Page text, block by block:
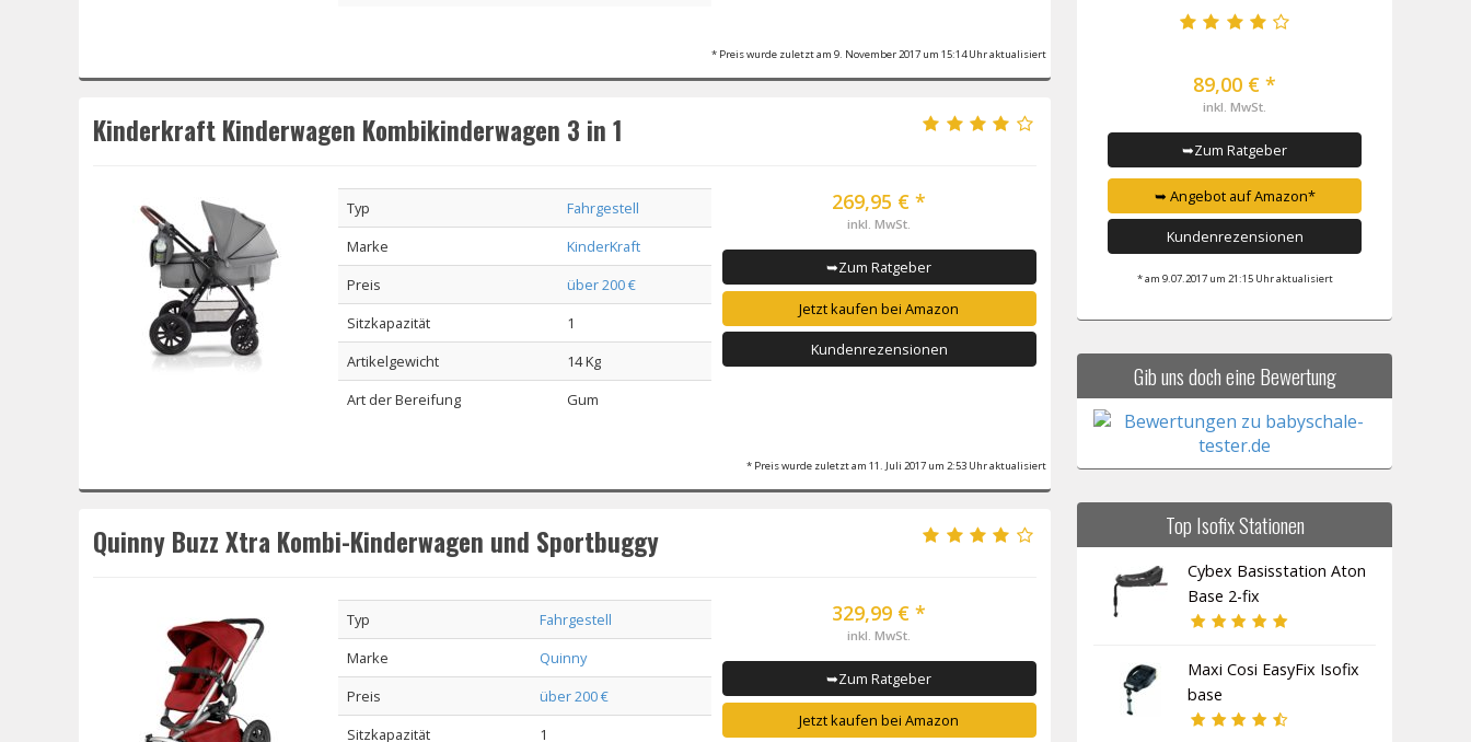
* Preis wurde zuletzt am 9. November 2017 um 15:14 Uhr aktualisiert
Kinderkraft Kinderwagen Kombikinderwagen 3 in 1
Typ
Fahrgestell
Marke
KinderKraft
Preis
über 200 €
Sitzkapazität
1
Artikelgewicht
14 Kg
Art der Bereifung
Gum
269,95 € *
inkl. MwSt.
➥Zum Ratgeber
Jetzt kaufen bei Amazon
Kundenrezensionen
* Preis wurde zuletzt am 11. Juli 2017 um 2:53 Uhr aktualisiert
Quinny Buzz Xtra Kombi-Kinderwagen und Sportbuggy
Typ
Fahrgestell
Marke
Quinny
Preis
über 200 €
Sitzkapazität
1
329,99 € *
inkl. MwSt.
➥Zum Ratgeber
Jetzt kaufen bei Amazon
89,00 € *
inkl. MwSt.
➥Zum Ratgeber
➥ Angebot auf Amazon*
Kundenrezensionen
* am 9.07.2017 um 21:15 Uhr aktualisiert
Gib uns doch eine Bewertung
Top Isofix Stationen
Cybex Basisstation Aton
Base 2-fix
Maxi Cosi EasyFix Isofix
base